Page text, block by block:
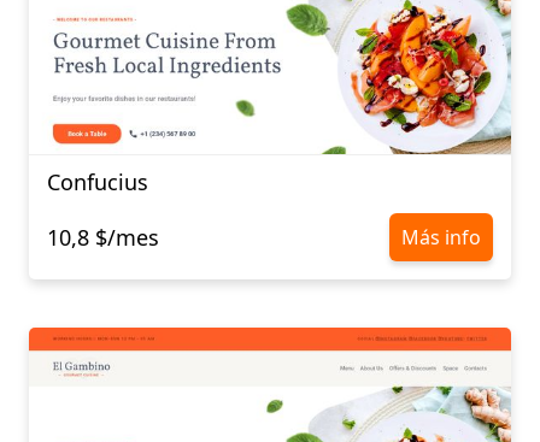
Confucius​​​​​​​
10,8 $/mes
Más info